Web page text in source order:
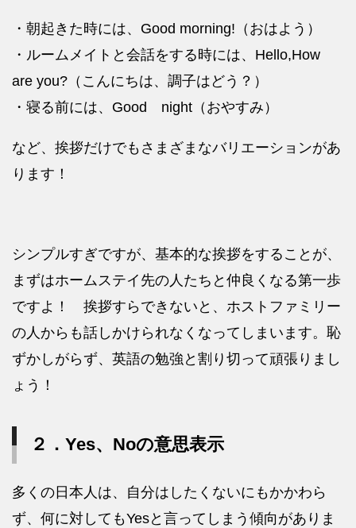
・朝起きた時には、Good morning!（おはよう）
・ルームメイトと会話をする時には、Hello,How
are you?（こんにちは、調子はどう？）
・寝る前には、Good night（おやすみ）
など、挨拶だけでもさまざまなバリエーションがあ
ります！
シンプルすぎですが、基本的な挨拶をすることが、
まずはホームステイ先の人たちと仲良くなる第一歩
ですよ！ 挨拶すらできないと、ホストファミリー
の人からも話しかけられなくなってしまいます。恥
ずかしがらず、英語の勉強と割り切って頑張りまし
ょう！
２．Yes、Noの意思表示
多くの日本人は、自分はしたくないにもかかわら
ず、何に対してもYesと言ってしまう傾向がありま